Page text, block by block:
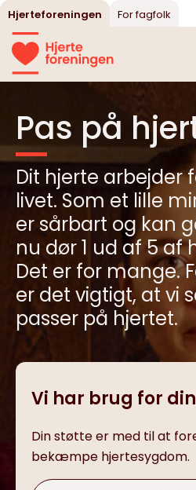
Hjerteforeningen For fagfolk
Pas på
Dit hjerte arbejder
livet. Som et lille
er sårbart og kan
nu dør 1 ud af 5 af
Det er for mange.
er det vigtigt, at vi
passer på hjertet.
Vi har brug for
Din støtte er med til at
bekæmpe hjertesygdom.